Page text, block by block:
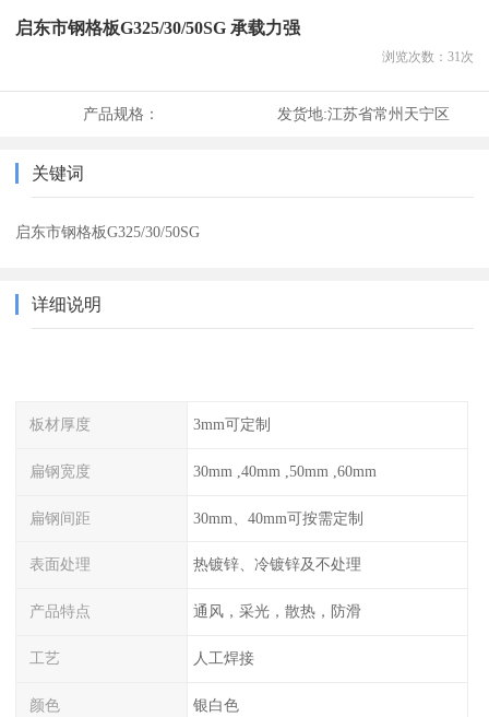
启东市钢格板G325/30/50SG 承载力强
浏览次数： 31次
产品规格： 发货地:江苏省常州天宁区
关键词
启东市钢格板G325/30/50SG
详细说明
板材厚度 3mm可定制
扁钢宽度 30mm ,40mm ,50mm ,60mm
扁钢间距 30mm、40mm可按需定制
表面处理 热镀锌、冷镀锌及不处理
产品特点 通风，采光，散热，防滑
工艺 人工焊接
颜色 银白色